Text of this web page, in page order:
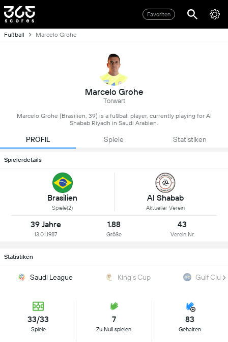
Favoriten
Fußball Marcelo Grohe
Marcelo Grohe
Torwart
Marcelo Grohe (Brasilien, 39) is a fußball player, currently playing for Al
Shabab Riyadh in Saudi Arabien.
PROFIL Spiele Statistiken
Spielerdetails
Brasilien
Spiele(2)
Al Shabab
Aktueller Verein
39 Jahre
13.01.1987
1.88
Größe
43
Verein Nr.
Statistiken
Saudi League King's Cup Gulf Club
33/33
Spiele
7
Zu Null spielen
83
Gehalten